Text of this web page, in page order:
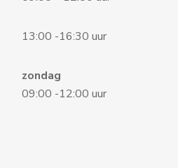
13:00 -16:30 uur
zondag
09:00 -12:00 uur